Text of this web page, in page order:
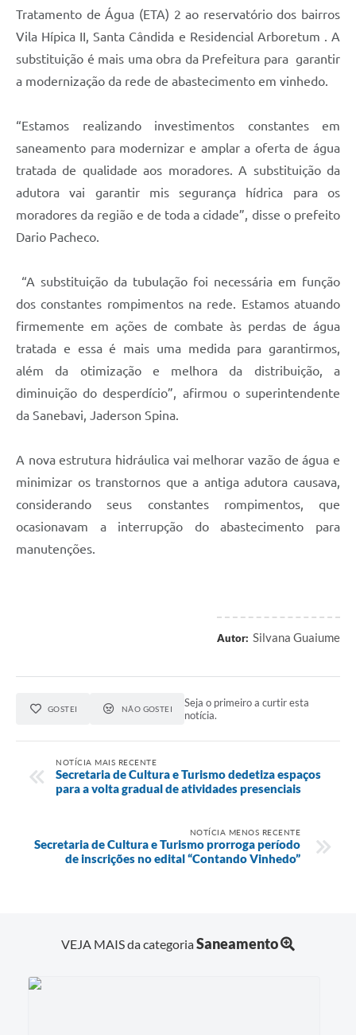
Tratamento de Água (ETA) 2 ao reservatório dos bairros
Vila Hípica II, Santa Cândida e Residencial Arboretum . A
substituição é mais uma obra da Prefeitura para garantir
a modernização da rede de abastecimento em vinhedo.
“Estamos realizando investimentos constantes em
saneamento para modernizar e amplar a oferta de água
tratada de qualidade aos moradores. A substituição da
adutora vai garantir mis segurança hídrica para os
moradores da região e de toda a cidade”, disse o prefeito
Dario Pacheco.
“A substituição da tubulação foi necessária em função
dos constantes rompimentos na rede. Estamos atuando
firmemente em ações de combate às perdas de água
tratada e essa é mais uma medida para garantirmos,
além da otimização e melhora da distribuição, a
diminuição do desperdício”, afirmou o superintendente
da Sanebavi, Jaderson Spina.
A nova estrutura hidráulica vai melhorar vazão de água e
minimizar os transtornos que a antiga adutora causava,
considerando seus constantes rompimentos, que
ocasionavam a interrupção do abastecimento para
manutenções.
Autor: Silvana Guaiume
GOSTEI NÃO GOSTEI
Seja o primeiro a curtir esta
notícia.
NOTÍCIA MAIS RECENTE
Secretaria de Cultura e Turismo dedetiza espaços
para a volta gradual de atividades presenciais
NOTÍCIA MENOS RECENTE
Secretaria de Cultura e Turismo prorroga período
de inscrições no edital “Contando Vinhedo”
VEJA MAIS da categoriaSaneamento